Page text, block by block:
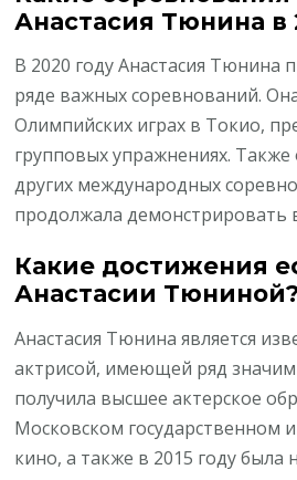
Анастасия Тюнина в
В 2020 году Анастасия Тюнина
ряде важных соревнований.
Олимпийских играх в Токио,
групповых упражнениях. Также
других международных
продолжала демонстрировать
Какие достижения
Анастасии Тюниной?
Анастасия Тюнина является
актрисой, имеющей ряд
получила высшее актерское
Московском государственном
кино, а также в 2015 году была